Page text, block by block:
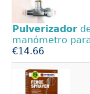
Pulverizador
manómetro
€14.66